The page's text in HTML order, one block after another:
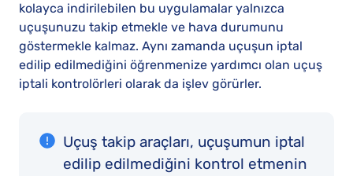
kolayca indirilebilen bu uygulamalar yalnızca
uçuşunuzu takip etmekle ve hava durumunu
göstermekle kalmaz. Aynı zamanda uçuşun iptal
edilip edilmediğini öğrenmenize yardımcı olan uçuş
iptali kontrolörleri olarak da işlev görürler.
Uçuş takip araçları, uçuşumun iptal
edilip edilmediğini kontrol etmenin